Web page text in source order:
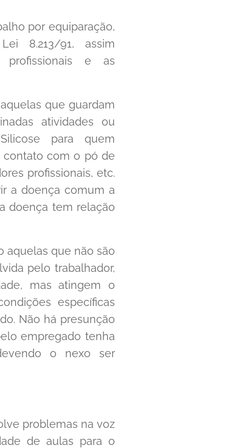
por equiparação,
8.213/91, assim
profissionais e as
que guardam
atividades ou
para quem
contato com o pó de
profissionais, etc.
a doença comum a
doença tem relação
aquelas que não são
pelo trabalhador,
mas atingem o
específicas
Não há presunção
empregado tenha
o nexo ser
problemas na voz
de aulas para o